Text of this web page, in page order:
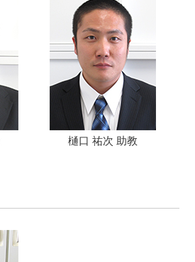
樋口 祐次 助教